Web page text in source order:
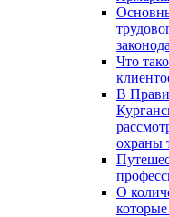
Что
В
охраны
О